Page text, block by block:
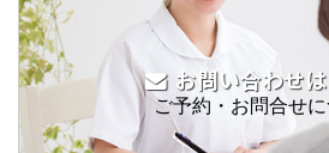
お問い合わせ
ご予約・お問合せ